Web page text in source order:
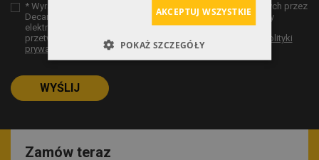
* Wyrażam zgodę na przetwarzanie moich danych osobowych przez
Decarad w celu odpowiedzi na zapytanie za pomocą poczty
elektronicznej i/lub telefonu. Więcej informacji na temat
przetwarzania danych osobowych znajduje się na stronie
polityki
prywatności
WYŚLIJ
Zamów teraz
AKCEPTUJ WSZYSTKIE
POKAŻ SZCZEGÓŁY